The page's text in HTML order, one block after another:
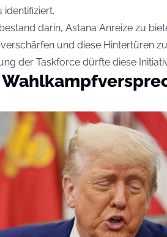
identifiziert.
darin, Astana Anreize zu
und diese Hintertüren
der Taskforce dürfte diese